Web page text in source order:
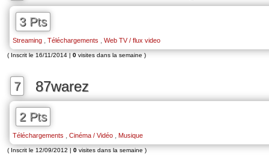
3 Pts
Streaming , Téléchargements , Web TV / flux video
( Inscrit le 16/11/2014 | 0 visites dans la semaine )
7 87warez
2 Pts
Téléchargements , Cinéma / Vidéo , Musique
( Inscrit le 12/09/2012 | 0 visites dans la semaine )